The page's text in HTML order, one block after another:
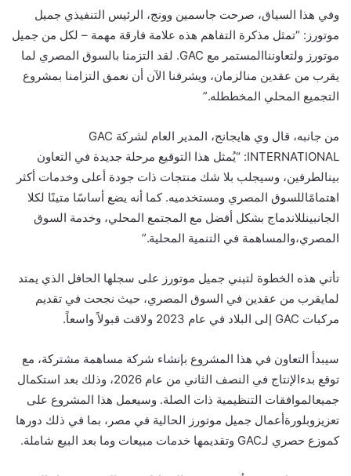
وفي هذا السياق، صرحت جاسمين وونج، الرئيس التنفيذي جميل
موتورز : “تمثل مذكرة التفاهم هذه علامة فارقة مهمة – لكل من جميل
موتورز ولتعاونناالمستمر مع لقد التزمنا بالسوق المصري لما
يقرب من عقدين منالزمان، ويشرفنا الآن أن نعمق التزامنا بمشروع
التجميع المحلي المخططله.”
من جانبه، قال وي هايجانج، المدير العام لشركة GAC
INTERNATIONAL: “
يُمثل هذا التوقيع مرحلة جديدة في التعاون
بينالطرفين، وسيجلب بلا شك منتجات ذات جودة أعلى وخدمات أكثر
اهتمامًاللسوق المصري ومستخدميه.كما أنه يضع أساسًا متينًا لكلا
الجانبينللاندماج بشكل أفضل مع المجتمع المحلي، وخدمة السوق
المصري،والمساهمة في التنمية المحلية.”
تأتي هذه الخطوة لتبني جميل موتورز على سجلها الحافل الذي يمتد
لمايقرب من عقدين في السوق المصري، حيث نجحت في تقديم
مركبات
إلى البلاد في عام ولاقت قبولاً واسعاً.
سيبدأ التعاون في هذا المشروع بإنشاء شركة مساهمة مشتركة، مع
توقع بدءالإنتاج في النصف الثاني من عام ، وذلك بعد استكمال
جميعالموافقات التنظيمية ذات الصلة. وسيعمل هذا المشروع على
تعزيزوبلورةأعمال جميل موتورز الحالية في مصر، بما في ذلك دورها
كموزع حصري لـGAC وتقديمها خدمات مبيعات وما بعد البيع شاملة.